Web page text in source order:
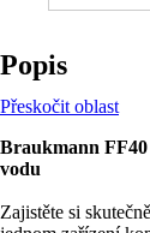
Popis
Přeskočit oblast
Braukmann
vodu
Zajistěte si